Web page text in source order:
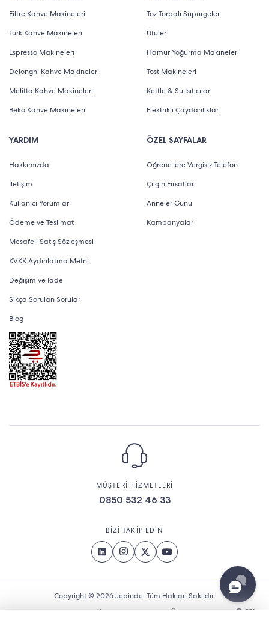
Filtre Kahve Makineleri
Türk Kahve Makineleri
Espresso Makineleri
Delonghi Kahve Makineleri
Melitta Kahve Makineleri
Beko Kahve Makineleri
YARDIM
Hakkımızda
İletişim
Kullanıcı Yorumları
Ödeme ve Teslimat
Mesafeli Satış Sözleşmesi
KVKK Aydınlatma Metni
Değişim ve İade
Sıkça Sorulan Sorular
Blog
Toz Torbalı Süpürgeler
Ütüler
Hamur Yoğurma Makineleri
Tost Makineleri
Kettle & Su Isıtıcılar
Elektrikli Çaydanlıklar
ÖZEL SAYFALAR
Öğrencilere Vergisiz Telefon
Çılgın Fırsatlar
Anneler Günü
Kampanyalar
MÜŞTERİ HİZMETLERİ
0850 532 46 33
BİZİ TAKİP EDİN
Copyright © 2026 Jebinde. Tüm Hakları Saklıdır.